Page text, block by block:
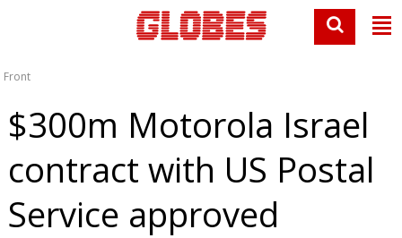
Front
$300m Motorola Israel
contract with US Postal
Service approved